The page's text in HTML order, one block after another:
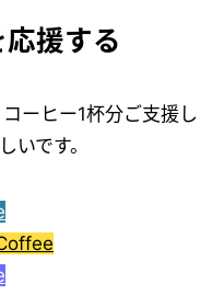
援する
ーヒー1杯分ご支援し
いです。